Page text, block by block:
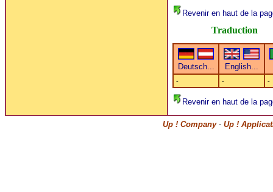
Revenir en haut de la
Traduction
- - -
Revenir en haut de la
Up ! Company- Up !